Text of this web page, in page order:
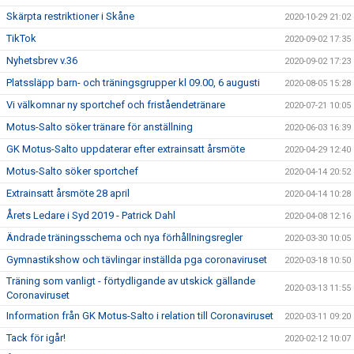
Skärpta restriktioner i Skåne 2020-10-29 21:02
TikTok 2020-09-02 17:35
Nyhetsbrev v.36 2020-09-02 17:23
Platssläpp barn- och träningsgrupper kl 09.00, 6 augusti 2020-08-05 15:28
Vi välkomnar ny sportchef och friståendetränare 2020-07-21 10:05
Motus-Salto söker tränare för anställning 2020-06-03 16:39
GK Motus-Salto uppdaterar efter extrainsatt årsmöte 2020-04-29 12:40
Motus-Salto söker sportchef 2020-04-14 20:52
Extrainsatt årsmöte 28 april 2020-04-14 10:28
Årets Ledare i Syd 2019 - Patrick Dahl 2020-04-08 12:16
Ändrade träningsschema och nya förhållningsregler 2020-03-30 10:05
Gymnastikshow och tävlingar inställda pga coronaviruset 2020-03-18 10:50
Träning som vanligt - förtydligande av utskick gällande
Coronaviruset
2020-03-13 11:55
Information från GK Motus-Salto i relation till Coronaviruset 2020-03-11 09:20
Tack för igår! 2020-02-12 10:07